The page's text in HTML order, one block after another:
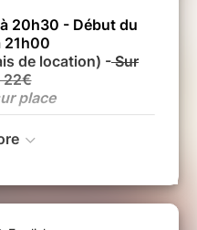
20h30 - Début du
21h00
de location) -Sur
22€
place
Beatles, des Rita,
chaud ! Des animaux
vieux slow, d'une